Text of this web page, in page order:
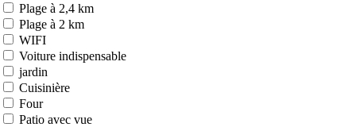
Plage à 2,4 km
Plage à 2 km
WIFI
Voiture indispensable
jardin
Cuisinière
Four
Patio avec vue